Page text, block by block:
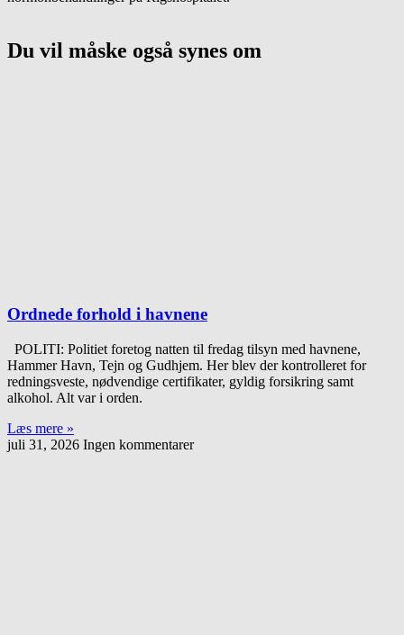
Du vil måske også synes om
Ordnede forhold i havnene
POLITI: Politiet foretog natten til fredag tilsyn med havnene,
Hammer Havn, Tejn og Gudhjem. Her blev der kontrolleret for
redningsveste, nødvendige certifikater, gyldig forsikring samt
alkohol. Alt var i orden.
Læs mere »
juli 31, 2026 Ingen kommentarer